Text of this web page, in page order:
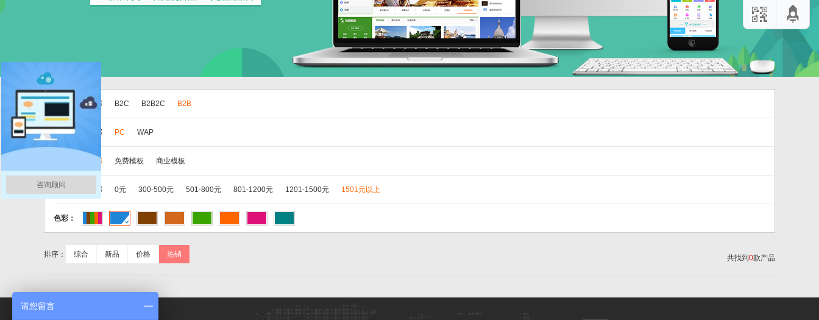
版本： 全部 B2C B2B2C B2B
分类： 全部 PC WAP
全部 免费模板 商业模板
价格： 全部 0元 300-500元 501-800元 801-1200元 1201-1500元 1501元以上
色彩：
排序： 综合 新品 价格 热销 共找到 0款产品
咨询顾问
请您留言